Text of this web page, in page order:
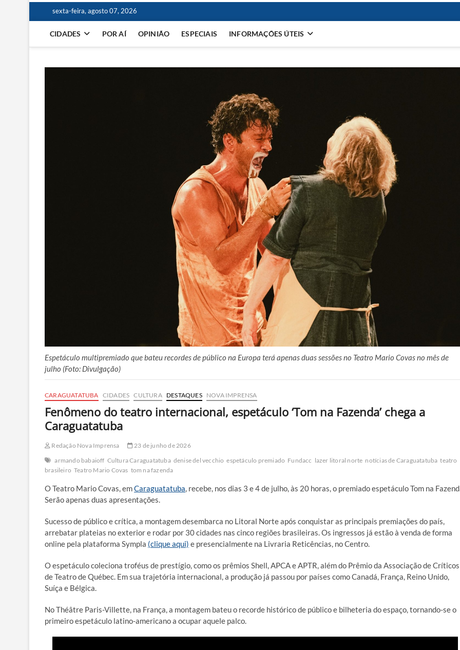
sexta-feira, agosto 07, 2026
CIDADES POR AÍ OPINIÃO ESPECIAIS INFORMAÇÕES ÚTEIS
Espetáculo multipremiado que bateu recordes de público na Europa terá apenas duas sessões no Teatro Mario Covas no mês de
julho (Foto: Divulgação)
CARAGUATATUBA CIDADES CULTURA DESTAQUES NOVA IMPRENSA
Fenômeno do teatro internacional, espetáculo ‘Tom na Fazenda’ chega a
Caraguatatuba
Redação Nova Imprensa
23 de junho de 2026
armando babaioff Cultura Caraguatatuba denise del vecchio espetáculo premiado Fundacc lazer litoral norte notícias de Caraguatatuba teatro
brasileiro Teatro Mario Covas tom na fazenda
O Teatro Mario Covas, emCaraguatatuba, recebe, nos dias 3 e 4 de julho, às 20 horas, o premiado espetáculo Tom na
Serão apenas duas apresentações.
Sucesso de público e crítica, a montagem desembarca no Litoral Norte após conquistar as principais premiações do país,
arrebatar plateias no exterior e rodar por 30 cidades nas cinco regiões brasileiras. Os ingressos já estão à venda de forma
online pela plataforma Sympla (clique aqui) e presencialmente na Livraria Reticências, no Centro.
O espetáculo coleciona troféus de prestígio, como os prêmios Shell, APCA e APTR, além do Prêmio da Associação de Críticos
de Teatro de Québec. Em sua trajetória internacional, a produção já passou por países como Canadá, França, Reino Unido,
Suíça e Bélgica.
No Théâtre Paris-Villette, na França, a montagem bateu o recorde histórico de público e bilheteria do espaço, tornando-se o
primeiro espetáculo latino-americano a ocupar aquele palco.